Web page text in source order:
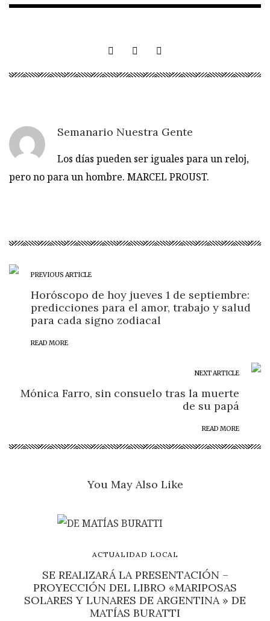
Semanario Nuestra Gente
Los días pueden ser iguales para un reloj,
pero no para un hombre. MARCEL PROUST.
PREVIOUS ARTICLE
Horóscopo de hoy jueves 1 de septiembre:
predicciones para el amor, trabajo y salud
para cada signo zodiacal
READ MORE
NEXT ARTICLE
Mónica Farro, sin consuelo tras la muerte
de su papá
READ MORE
You May Also Like
ACTUALIDAD LOCAL
SE REALIZARÁ LA PRESENTACIÓN –
PROYECCIÓN DEL LIBRO «MARIPOSAS
SOLARES Y LUNARES DE ARGENTINA » DE
MATÍAS BURATTI